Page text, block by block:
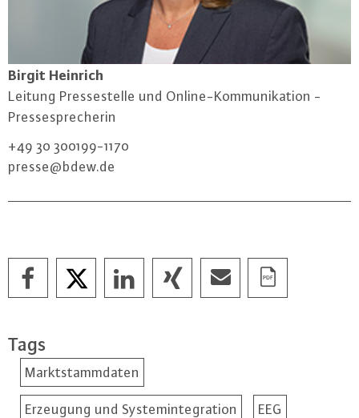
Birgit Heinrich
Leitung Pres­se­stel­le und On­line-Kom­mu­ni­ka­ti­on -
Pres­se­spre­che­rin
+49 30 300199-1170
presse@​bdew.​de
Tags
Marktstammdaten
Erzeugung und Systemintegration EEG